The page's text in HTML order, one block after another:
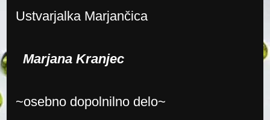
Ustvarjalka Marjančica
Marjana Kranjec
~osebno dopolnilno delo~